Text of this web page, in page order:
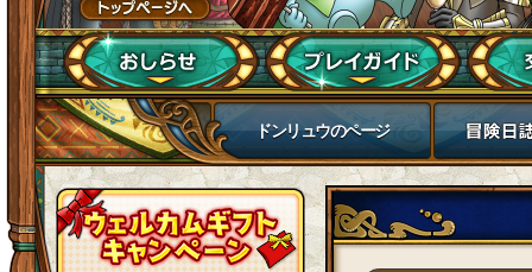
ドンリュウのページ